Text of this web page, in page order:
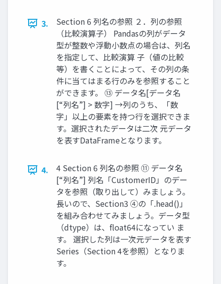
3.
Section 6 列名の参照 ２．列の参照
（比較演算子） Pandasの列がデータ
型が整数や浮動小数点の場合は、列名
を指定して、比較演算 子（値の比較
等）を書くことによって、その列の条
件に当てはまる行のみを参照すること
ができます。 ⑬ データ名[データ名
[“列名”] > 数字] →列のうち、「数
字」以上の要素を持つ行を選択できま
す。選択されたデータは二次 元データ
を表すDataFrameとなります。
4.
4 Section 6 列名の参照 ⑪ データ名
[“列名”] 列名「CustomerID」のデー
タを参照（取り出して）みましょう。
長いので、Section3 ④の「.head()」
を組み合わせてみましょう。データ型
（dtype）は、float64になってい ま
す。 選択した列は一次元データを表す
Series（Section 4を参照）となりま
す。